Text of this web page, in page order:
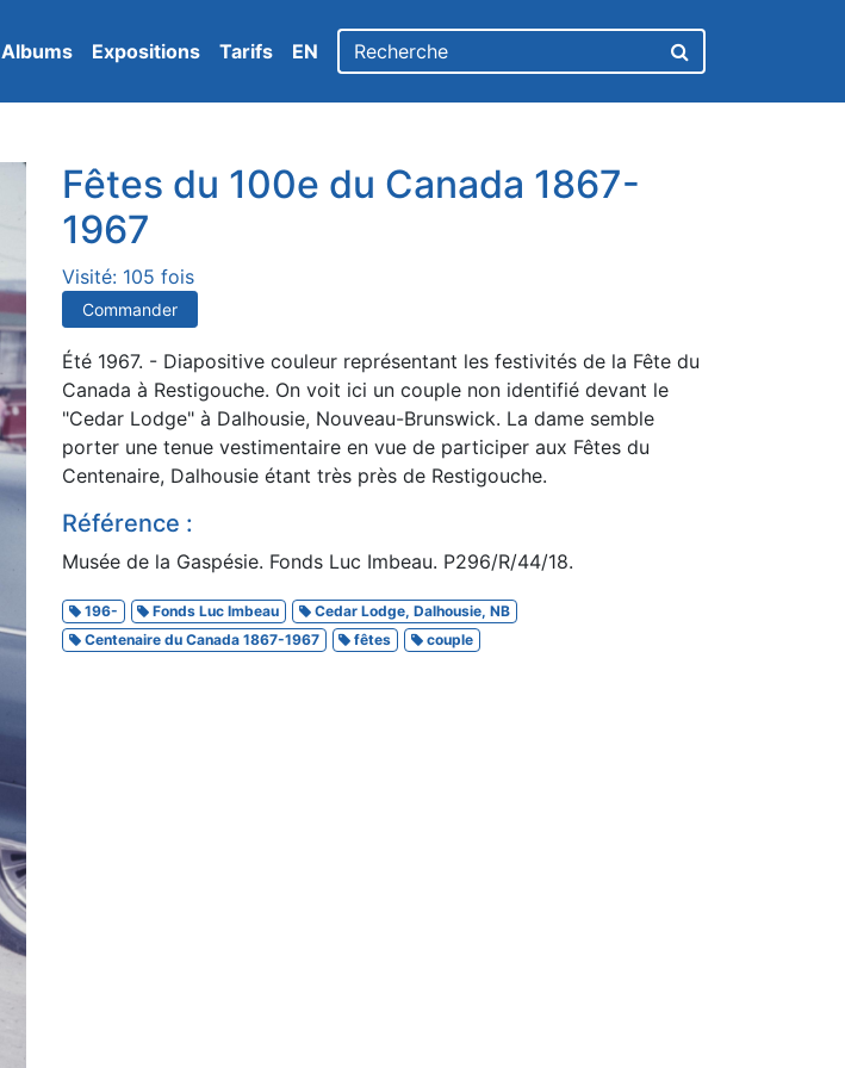
Albums Expositions Tarifs EN
Fêtes du 100e du Canada 1867-
1967
Visité: 105 fois
Commander
Été 1967. - Diapositive couleur représentant les festivités de la Fête du
Canada à Restigouche. On voit ici un couple non identifié devant le
"Cedar Lodge" à Dalhousie, Nouveau-Brunswick. La dame semble
porter une tenue vestimentaire en vue de participer aux Fêtes du
Centenaire, Dalhousie étant très près de Restigouche.
Référence :
Musée de la Gaspésie. Fonds Luc Imbeau. P296/R/44/18.
196- Fonds Luc Imbeau
Cedar Lodge, Dalhousie, NB
Centenaire du Canada 1867-1967
fêtes couple